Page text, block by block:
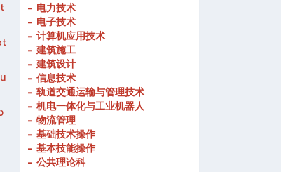
- 机械技术
- 车间生产技术
-焊接与检测技术
-电力技术
- 电子技术
- 计算机应用技术
- 建筑施工
- 建筑设计
- 信息技术
- 轨道交通运输与管理技术
- 机电一体化与工业机器人